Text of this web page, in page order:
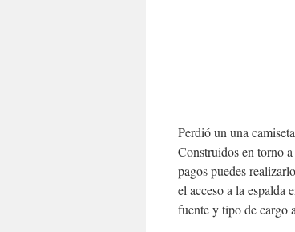
Perdió un una
Construidos en torno
pagos puedes
el acceso a la espalda
fuente y tipo de cargo